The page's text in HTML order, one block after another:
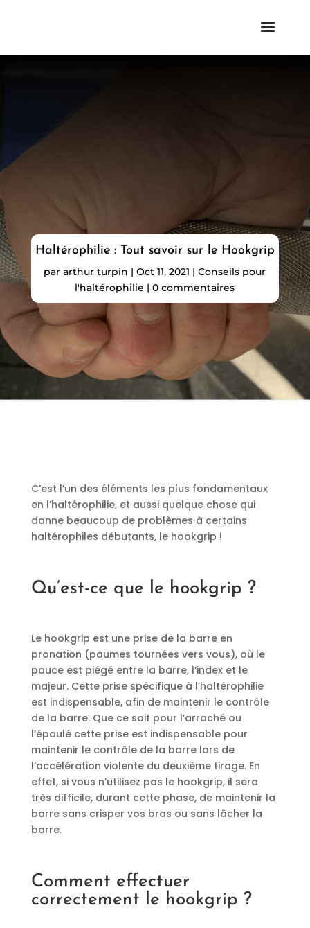
Haltérophilie : Tout savoir sur le Hookgrip
pararthur turpin |Oct 11, 2021 |Conseils pour
l'haltérophilie |0 commentaires
C’est l’un des éléments les plus fondamentaux
en l’haltérophilie, et aussi quelque chose qui
donne beaucoup de problèmes à certains
haltérophiles débutants, le hookgrip !
Qu’est-ce que le hookgrip ?
Le hookgrip est une prise de la barre en
pronation (paumes tournées vers vous), où le
pouce est piégé entre la barre, l’index et le
majeur. Cette prise spécifique à l’haltérophilie
est indispensable, afin de maintenir le contrôle
de la barre. Que ce soit pour l’arraché ou
l’épaulé cette prise est indispensable pour
maintenir le contrôle de la barre lors de
l’accélération violente du deuxième tirage. En
effet, si vous n’utilisez pas le hookgrip, il sera
très difficile, durant cette phase, de maintenir la
barre sans crisper vos bras ou sans lâcher la
barre.
Comment effectuer
correctement le hookgrip ?